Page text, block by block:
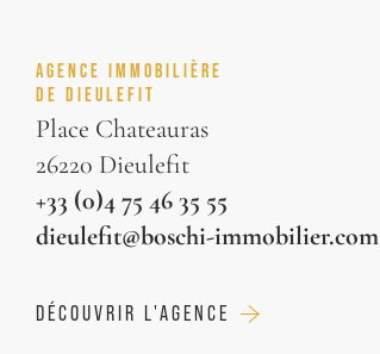
AGENCE IMMOBILIÈRE
DE DIEULEFIT
Place Chateauras
26220 Dieulefit
+33 (0)4 75 46 35 55
dieulefit@boschi-immobilier.com
DÉCOUVRIR L'AGENCE